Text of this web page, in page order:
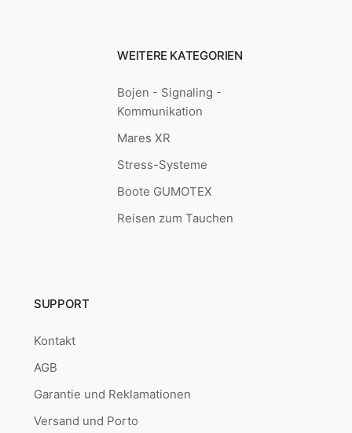
WEITERE KATEGORIEN
Bojen - Signaling -
Kommunikation
Mares XR
Stress-Systeme
Boote GUMOTEX
Reisen zum Tauchen
SUPPORT
Kontakt
AGB
Garantie und Reklamationen
Versand und Porto